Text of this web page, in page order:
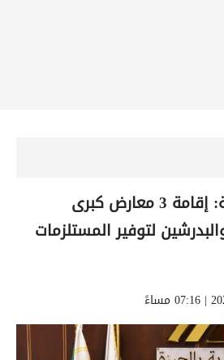
غرفة الجيزة التجارية: إقامة 3 معارض كبرى
لتوفير المستلزمات